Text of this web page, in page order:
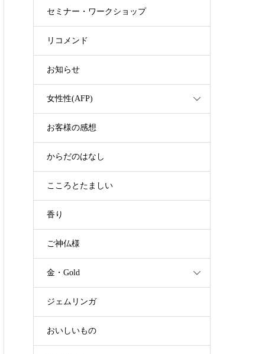
セミナー・ワークショップ
リコメンド
お知らせ
女性性(AFP)
お客様の感想
からだのはなし
こころとたましい
香り
ご神仏様
金・Gold
ジェムリンガ
おいしいもの